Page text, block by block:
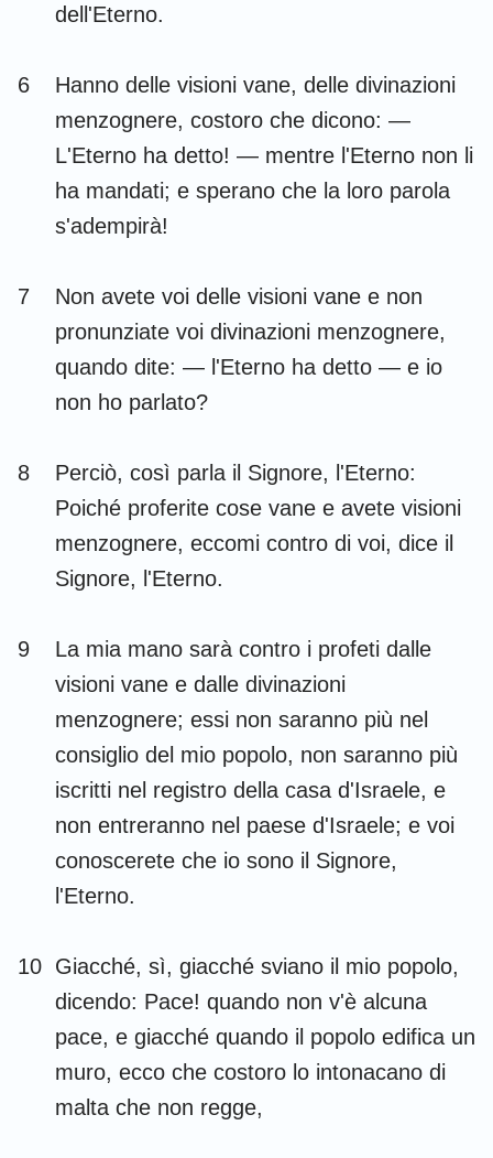
dell'Eterno.
6
Hanno delle visioni vane, delle divinazioni
menzognere, costoro che dicono: —
L'Eterno ha detto! — mentre l'Eterno non li
ha mandati; e sperano che la loro parola
s'adempirà!
7
Non avete voi delle visioni vane e non
pronunziate voi divinazioni menzognere,
quando dite: — l'Eterno ha detto — e io
non ho parlato?
8
Perciò, così parla il Signore, l'Eterno:
Poiché proferite cose vane e avete visioni
menzognere, eccomi contro di voi, dice il
Signore, l'Eterno.
9
La mia mano sarà contro i profeti dalle
visioni vane e dalle divinazioni
menzognere; essi non saranno più nel
consiglio del mio popolo, non saranno più
iscritti nel registro della casa d'Israele, e
non entreranno nel paese d'Israele; e voi
conoscerete che io sono il Signore,
l'Eterno.
10 Giacché, sì, giacché sviano il mio popolo,
dicendo: Pace! quando non v'è alcuna
pace, e giacché quando il popolo edifica un
muro, ecco che costoro lo intonacano di
malta che non regge,